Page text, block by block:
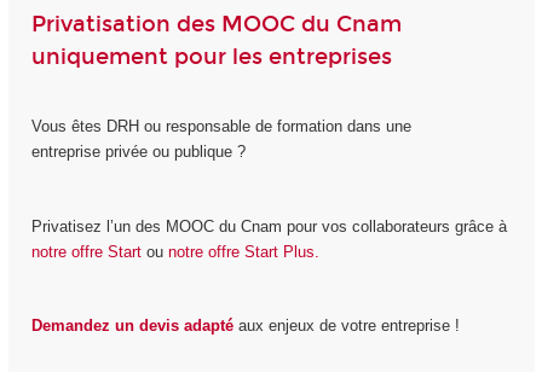
Privatisation des MOOC du Cnam
uniquement pour les entreprises
Vous êtes DRH ou responsable de formation dans une
entreprise privée ou publique ?
Privatisez l’un des MOOC du Cnam pour vos collaborateurs grâce à
notre offre Startou notre offre Start Plus.
Demandez un devis adaptéaux enjeux de votre entreprise !